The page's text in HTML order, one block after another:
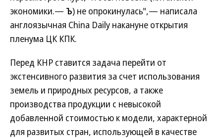
экономики.— Ъ) не опрокинулась",— написала
англоязычная China Daily накануне открытия
пленума ЦК КПК.
Перед КНР ставится задача перейти от
экстенсивного развития за счет использования
земель и природных ресурсов, а также
производства продукции с невысокой
добавленной стоимостью к модели, характерной
для развитых стран, использующей в качестве